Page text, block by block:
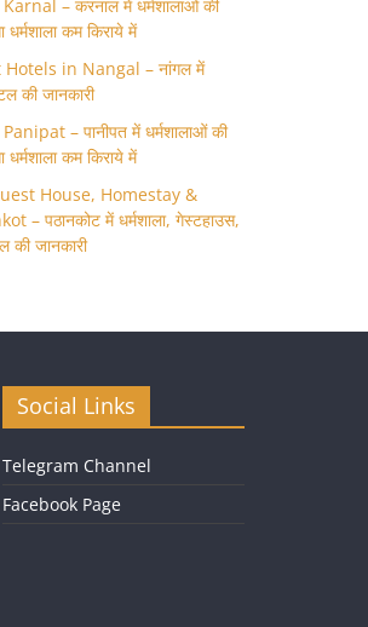
– करनाल में धर्मशालाओं की
धर्मशाला कम किराये में
in Nangal – नांगल में
की जानकारी
– पानीपत में धर्मशालाओं की
धर्मशाला कम किराये में
House, Homestay &
– पठानकोट में धर्मशाला, गेस्टहाउस,
की जानकारी
Social Links
Telegram Channel
Facebook Page